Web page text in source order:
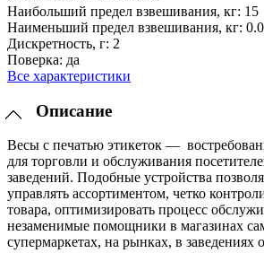
Наибольший предел взвешивания, кг: 15
Наименьший предел взвешивания, кг:
Дискретность, г: 2
Поверка: да
Все характеристики
Описание
Весы с печатью этикеток —
для торговли и обслуживания
заведений. Подобные устройства
управлять ассортиментом, четко
товара, оптимизировать процесс
незаменимые помощники в магазинах
супермаркетах, на рынках, в заведениях